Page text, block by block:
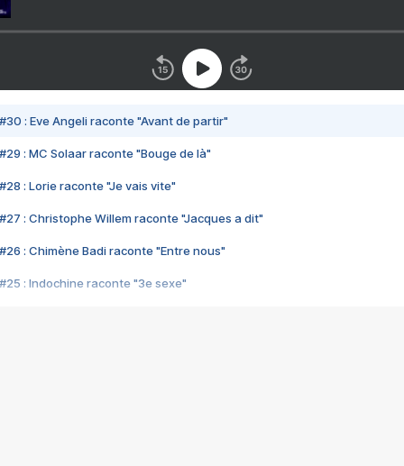
#30 : Eve Angeli raconte "Avant de partir"
#29 : MC Solaar raconte "Bouge de là"
#28 : Lorie raconte "Je vais vite"
#27 : Christophe Willem raconte "Jacques a dit"
#26 : Chimène Badi raconte "Entre nous"
#25 : Indochine raconte "3e sexe"